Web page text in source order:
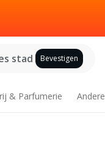
stad Bevestigen
& Parfumerie Andere